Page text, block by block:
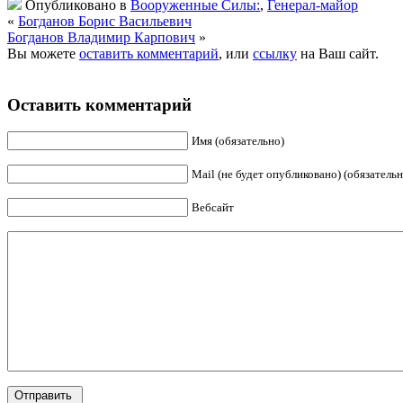
Опубликовано в Вооруженные Силы:, Генерал-майор
« Богданов Борис Васильевич
Богданов Владимир Карпович »
Вы можете оставить комментарий, или ссылку на Ваш сайт.
Оставить комментарий
Имя (обязательно)
Mail (не будет опубликовано)
Вебсайт